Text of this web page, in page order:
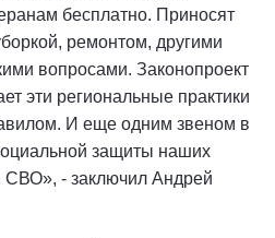
бесплатно. Приносят
ремонтом, другими
вопросами. Законопроект
эти региональные практики
И еще одним звеном в
защиты наших
СВО», - заключил Андрей